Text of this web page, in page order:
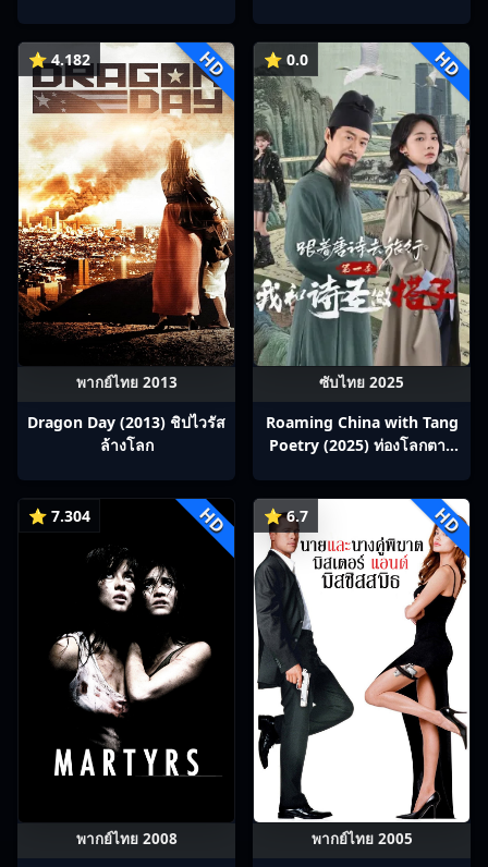
⭐ 4.182 HD
พากย์ไทย 2013
Dragon Day (2013) ชิปไวรัส
ล้างโลก
⭐ 0.0 HD
ซับไทย 2025
Roaming China with Tang
Poetry (2025) ท่องโลกตาม
⭐ 7.304 HD
พากย์ไทย 2008
⭐ 6.7 HD
พากย์ไทย 2005